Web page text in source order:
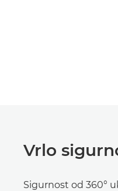
Vrlo
Sigurnost od 360°